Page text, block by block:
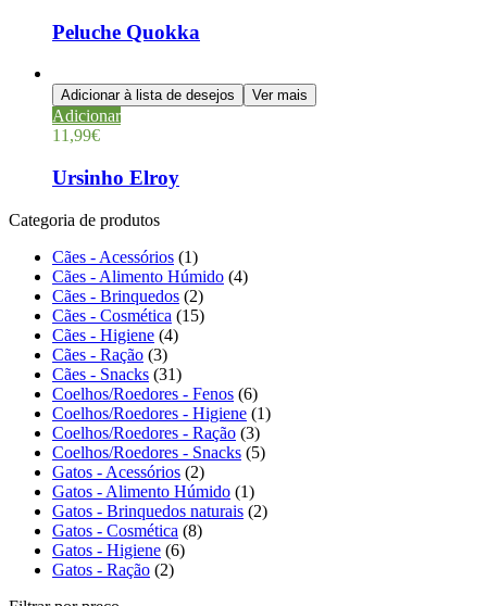
Peluche Quokka
Adicionar à lista de desejos Ver mais
Adicionar
11,99€
Ursinho Elroy
Categoria de produtos
Cães - Acessórios (1)
Cães - Alimento Húmido (4)
Cães - Brinquedos (2)
Cães - Cosmética (15)
Cães - Higiene (4)
Cães - Ração (3)
Cães - Snacks (31)
Coelhos/Roedores - Fenos (6)
Coelhos/Roedores - Higiene (1)
Coelhos/Roedores - Ração (3)
Coelhos/Roedores - Snacks (5)
Gatos - Acessórios (2)
Gatos - Alimento Húmido (1)
Gatos - Brinquedos naturais (2)
Gatos - Cosmética (8)
Gatos - Higiene (6)
Gatos - Ração (2)